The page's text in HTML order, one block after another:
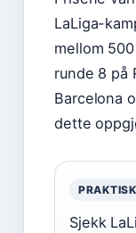
LaLiga-
mellom
runde 8 på
Barcelona
dette
Sjekk